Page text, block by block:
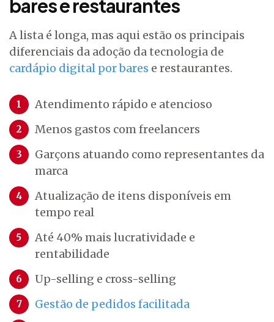
bares e restaurantes
A lista é longa, mas aqui estão os principais
diferenciais da adoção da tecnologia de
cardápio digital por bares e restaurantes.
Atendimento rápido e atencioso
Menos gastos com freelancers
Garçons atuando como representantes da
marca
Atualização de itens disponíveis em
tempo real
Até 40% mais lucratividade e
rentabilidade
Up-selling e cross-selling
Gestão de pedidos facilitada